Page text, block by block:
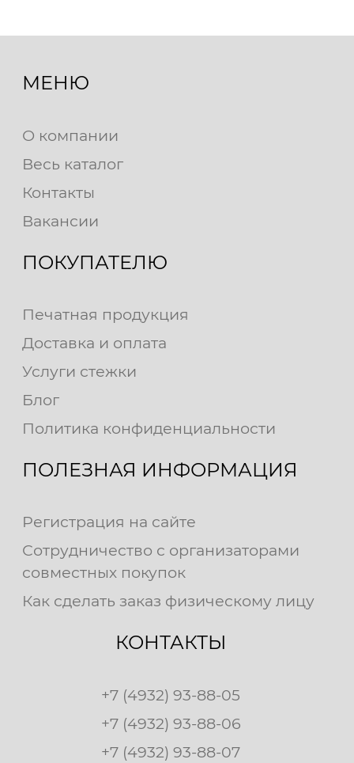
МЕНЮ
О компании
Весь каталог
Контакты
Вакансии
ПОКУПАТЕЛЮ
Печатная продукция
Доставка и оплата
Услуги стежки
Блог
Политика конфиденциальности
ПОЛЕЗНАЯ ИНФОРМАЦИЯ
Регистрация на сайте
Сотрудничество с организаторами
совместных покупок
Как сделать заказ физическому лицу
КОНТАКТЫ
+7 (4932) 93-88-05
+7 (4932) 93-88-06
+7 (4932) 93-88-07